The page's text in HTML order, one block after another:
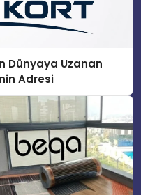
Dünyaya Uzanan
Adresi